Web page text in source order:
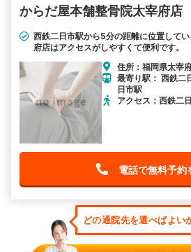
からだ屋本舗整骨院太宰府店
西鉄二日市駅から5分の距離に位置して
府店はアクセスがしやすくて便利です。
住所：福岡県太宰
最寄り駅： 西鉄二
日市駅
アクセス：西鉄二
電話で無料予約
どの通院先を選べばよい